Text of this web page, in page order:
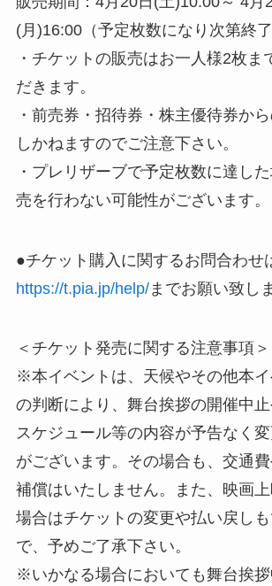
(月)16:00（予定枚数になり次第終了
・チケットの販売はお一人様2枚ま
だきます。
・前売券・招待券・株主優待券か
しかねますのでご注意下さい。
・プレリザーブで予定枚数に達し
売を行わない可能性がございます。
●チケット購入に関するお問合わせ
https://t.pia.jp/help/までお願い致し
＜チケット発売に関する注意事項＞
※本イベントは、天候やその他本
の判断により、舞台挨拶の開催中止
スケジュール等の内容が予告なく
がございます。その場合も、交通
補償はいたしません。また、映画
場合はチケットの変更や払い戻し
で、予めご了承下さい。
※いかなる場合においても舞台挨